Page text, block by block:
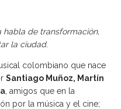
de transformación,
la ciudad.
colombiano que nace
Santiago Muñoz, Martín
, amigos que en la
por la música y el cine;